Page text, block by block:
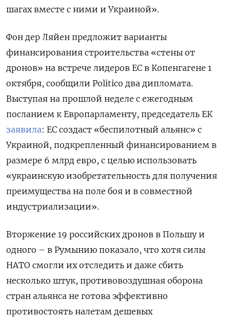
шагах вместе с ними и Украиной».
Фон дер Ляйен предложит варианты
финансирования строительства «стены от
дронов» на встрече лидеров ЕС в Копенгагене 1
октября, сообщили Politico два дипломата.
Выступая на прошлой неделе с ежегодным
посланием к Европарламенту, председатель ЕК
заявила: ЕС создаст «беспилотный альянс» с
Украиной, подкрепленный финансированием в
размере 6 млрд евро, с целью использовать
«украинскую изобретательность для получения
преимущества на поле боя и в совместной
индустриализации».
Вторжение 19 российских дронов в Польшу и
одного – в Румынию показало, что хотя силы
НАТО смогли их отследить и даже сбить
несколько штук, противовоздушная оборона
стран альянса не готова эффективно
противостоять налетам дешевых